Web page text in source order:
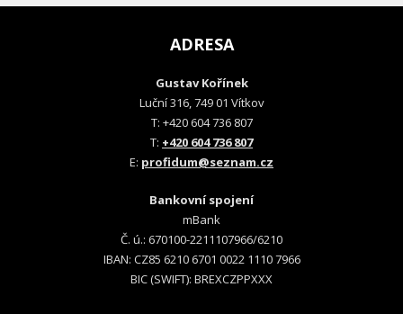
ADRESA
Gustav Kořínek
Luční 316, 749 01 Vítkov
T: +420 604 736 807
T: +420 604 736 807
E: profidum@seznam.cz
Bankovní spojení
mBank
Č. ú.: 670100-2211107966/6210
IBAN: CZ85 6210 6701 0022 1110 7966
BIC (SWIFT): BREXCZPPXXX